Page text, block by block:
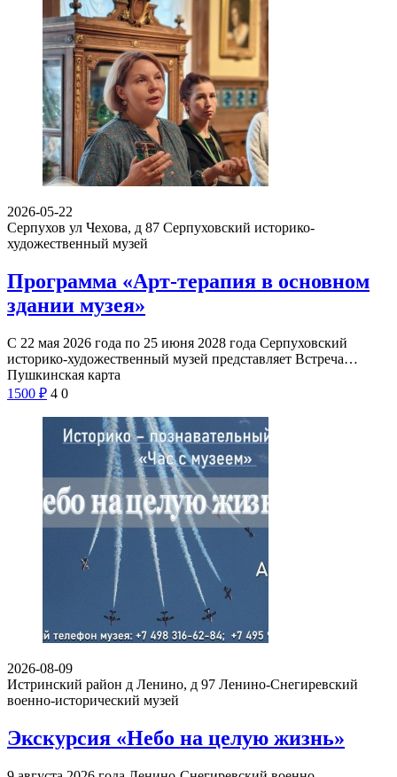
2026-05-22
Серпухов ул Чехова, д 87 Серпуховский историко-
художественный музей
Программа «Арт-терапия в основном
здании музея»
С 22 мая 2026 года по 25 июня 2028 года Серпуховский
историко-художественный музей представляет Встреча…
Пушкинская карта
1500 ₽ 4 0
2026-08-09
Истринский район д Ленино, д 97 Ленино-Снегиревский
военно-исторический музей
Экскурсия «Небо на целую жизнь»